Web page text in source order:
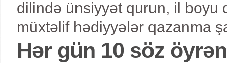
dilində ünsiyyət qurun, il boyu
müxtəlif hədiyyələr qazanma
Hər gün 10 söz